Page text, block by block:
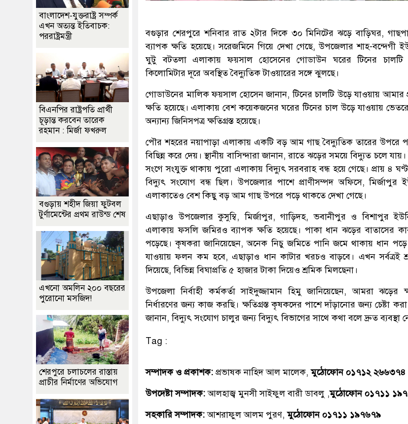
বগুড়ার শেরপুরে শনিবার রাত ২টার দিকে ৩০ মিনিটের ঝড়ে বাড়িঘর,
ব্যাপক ক্ষতি হয়েছে। সরেজমিনে গিয়ে দেখা গেছে, উপজেলার শাহ-বন্দেগী
ঘুটু বটতলা এলাকায় ফয়সাল হোসেনের গোডাউন ঘরের টিনের
কিলোমিটার দূরে অবস্থিত বৈদ্যুতিক টাওয়ারের সঙ্গে ঝুলছে।
গোডাউনের মালিক ফয়সাল হোসেন জানান, টিনের চালটি উড়ে যাওয়ায় আমার
ক্ষতি হয়েছে। এলাকায় বেশ কয়েকজনের ঘরের টিনের চাল উড়ে যাওয়ায়
অন্যান্য জিনিসপত্র ক্ষতিগ্রস্ত হয়েছে।
পৌর শহরের নয়াপাড়া এলাকায় একটি বড় আম গাছ বৈদ্যুতিক তারের উপরে
বিছিন্ন করে দেয়। স্থানীয় বাসিন্দারা জানান, রাতে ঝড়ের সময়ে বিদ্যুত চলে
সংগে সংযুক্ত থাকায় পুরো এলাকায় বিদ্যুৎ সরবরাহ বন্ধ হয়ে গেছে। প্রায় ৪
বিদ্যুৎ সংযোগ বন্ধ ছিল। উপজেলার পাশে প্রাণীসম্পদ অফিসে, মির্জাপুর
এলাকাতেও বেশ কিছু বড় আম গাছ উপরে পড়ে থাকতে দেখা গেছে।
এছাড়াও উপজেলার কুসুম্বি, মির্জাপুর, গাড়িদহ, ভবানীপুর ও বিশাপুর
এলাকায় ফসলি জমিরও ব্যাপক ক্ষতি হয়েছে। পাকা ধান ঝড়ের বাতাসের
পড়েছে। কৃষকরা জানিয়েছেন, অনেক নিচু জমিতে পানি জমে থাকায় ধান পড়ে
যাওয়ায় ফলন কম হবে, এছাড়াও ধান কাটার খরচও বাড়বে। এখন সর্বত্রই
দিয়েছে, বিভিন্ন বিঘাপ্রতি ৫ হাজার টাকা দিয়েও শ্রমিক মিলছেনা।
উপজেলা নির্বাহী কর্মকর্তা সাইদুজ্জামান হিমু জানিয়েছেন, আমরা ঝড়ের
নির্ধারণের জন্য কাজ করছি। ক্ষতিগ্রস্ত কৃষকদের পাশে দাঁড়ানোর জন্য চেষ্টা
জানান, বিদ্যুৎ সংযোগ চালুর জন্য বিদ্যুৎ বিভাগের সাথে কথা বলে দ্রুত ব্যবস্থা
Tag :
সম্পাদক ও প্রকাশক: প্রভাষক নাহিদ আল মালেক,মুঠোফোন ০১৭১২ ২৬৬৩৭৪
উপদেষ্টা সম্পাদক:আলহাজ্ব মুনসী সাইফুল বারী ডাবলু ,মুঠোফোন ০১৭১১
সহকারি সম্পাদক:আশরাফুল আলম পুরণ,মুঠোফোন ০১৭১১ ১৯৭৬৭৯
বাংলাদেশ-যুক্তরাষ্ট্র সম্পর্ক
এখন অত্যন্ত ইতিবাচক:
পররাষ্ট্রমন্ত্রী
বিএনপির রাষ্ট্রপতি প্রার্থী
চূড়ান্ত করবেন তারেক
রহমান : মির্জা ফখরুল
বগুড়ায় শহীদ জিয়া ফুটবল
টুর্ণামেন্টের প্রথম রাউন্ড শেষ
এখনো অমলিন ২০০ বছরের
পুরোনো মসজিদ!
শেরপুরে চলাচলের রাস্তায়
প্রাচীর নির্মাণের অভিযোগ